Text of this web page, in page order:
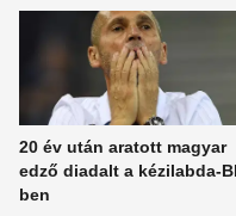
20 év után aratott magyar
edző diadalt a kézilabda-
ben